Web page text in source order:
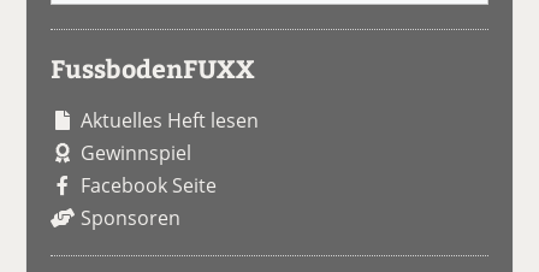
FussbodenFUXX
Aktuelles Heft lesen
Gewinnspiel
Facebook Seite
Sponsoren